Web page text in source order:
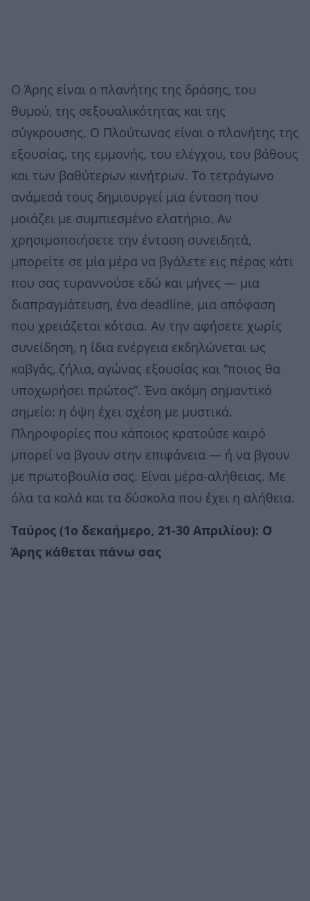
Ο Άρης είναι ο πλανήτης της δράσης, του
θυμού, της σεξουαλικότητας και της
σύγκρουσης. Ο Πλούτωνας είναι ο πλανήτης της
εξουσίας, της εμμονής, του ελέγχου, του βάθους
και των βαθύτερων κινήτρων. Το τετράγωνο
ανάμεσά τους δημιουργεί μια ένταση που
μοιάζει με συμπιεσμένο ελατήριο. Αν
χρησιμοποιήσετε την ένταση συνειδητά,
μπορείτε σε μία μέρα να βγάλετε εις πέρας κάτι
που σας τυραννούσε εδώ και μήνες — μια
διαπραγμάτευση, ένα deadline, μια απόφαση
που χρειάζεται κότσια. Αν την αφήσετε χωρίς
συνείδηση, η ίδια ενέργεια εκδηλώνεται ως
καβγάς, ζήλια, αγώνας εξουσίας και “ποιος θα
υποχωρήσει πρώτος”. Ένα ακόμη σημαντικό
σημείο: η όψη έχει σχέση με μυστικά.
Πληροφορίες που κάποιος κρατούσε καιρό
μπορεί να βγουν στην επιφάνεια — ή να βγουν
με πρωτοβουλία σας. Είναι μέρα-αλήθειας. Με
όλα τα καλά και τα δύσκολα που έχει η αλήθεια.
Ταύρος (1ο δεκαήμερο, 21-30 Απριλίου): Ο
Άρης κάθεται πάνω σας